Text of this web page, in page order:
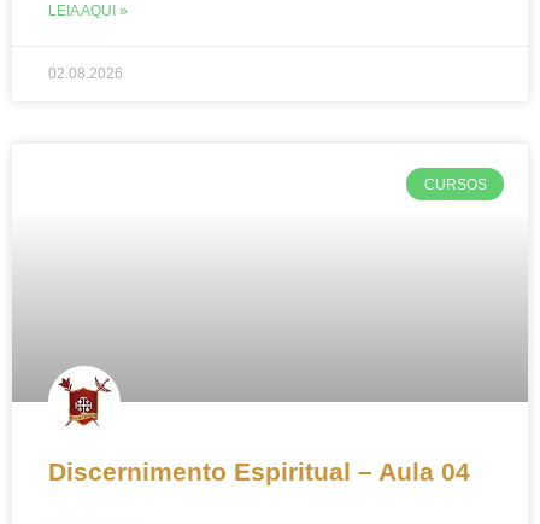
LEIA AQUI »
02.08.2026
CURSOS
Discernimento Espiritual – Aula 04